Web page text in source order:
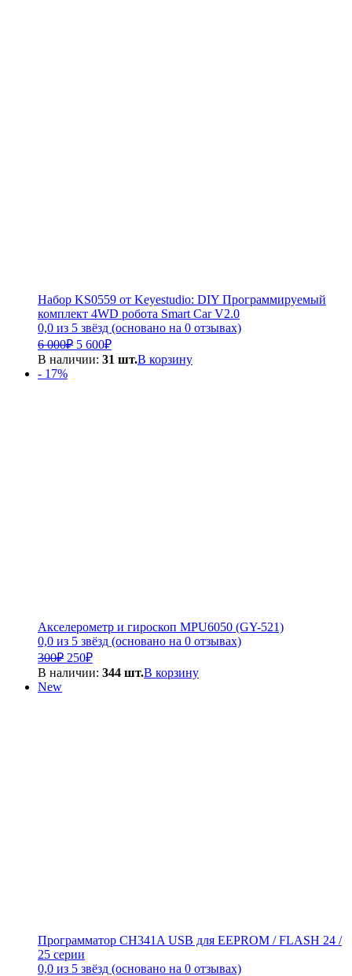
Набор KS0559 от Keyestudio: DIY Программируемый
комплект 4WD робота Smart Car V2.0
0,0 из 5 звёзд (основано на 0 отзывах)
6 000₽ Первоначальная
цена
5 600₽Текущая
цена:
В наличии: 31 шт.В корзину
- 17%
Акселерометр и гироскоп MPU6050 (GY-521)
0,0 из 5 звёзд (основано на 0 отзывах)
300₽ Первоначальная
цена
250₽Текущая
цена:
В наличии: 344 шт.В корзину
New
Программатор CH341A USB для EEPROM / FLASH 24 /
25 серии
0,0 из 5 звёзд (основано на 0 отзывах)